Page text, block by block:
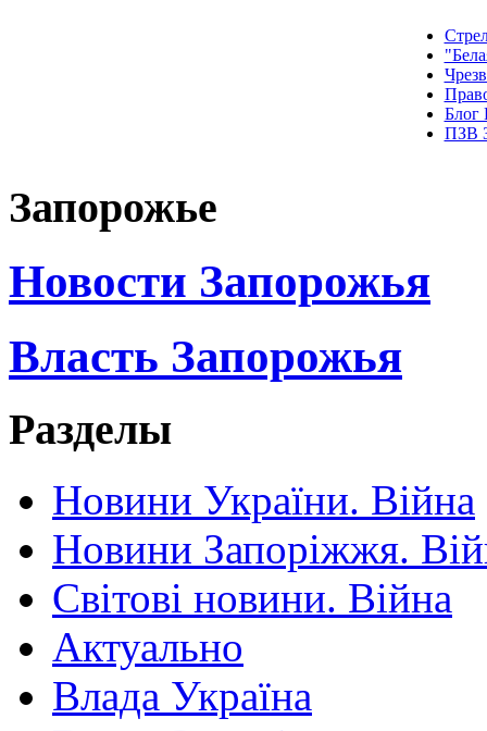
Блог
ПЗВ
Запорожье
Новости Запорожья
Власть Запорожья
Разделы
Новини України. Війна
Новини Запоріжжя.
Світові новини. Війна
Актуально
Влада Україна